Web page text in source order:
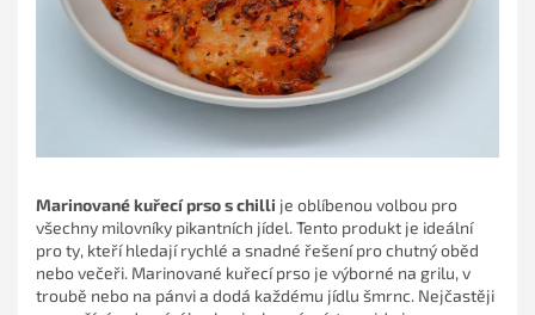
Marinované kuřecí prso s chilli je oblíbenou volbou pro
všechny milovníky pikantních jídel. Tento produkt je ideální
pro ty, kteří hledají rychlé a snadné řešení pro chutný oběd
nebo večeři. Marinované kuřecí prso je výborné na grilu, v
troubě nebo na pánvi a dodá každému jídlu šmrnc. Nejčastěji